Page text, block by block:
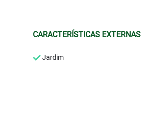
CARACTERÍSTICAS EXTERNAS
Jardim